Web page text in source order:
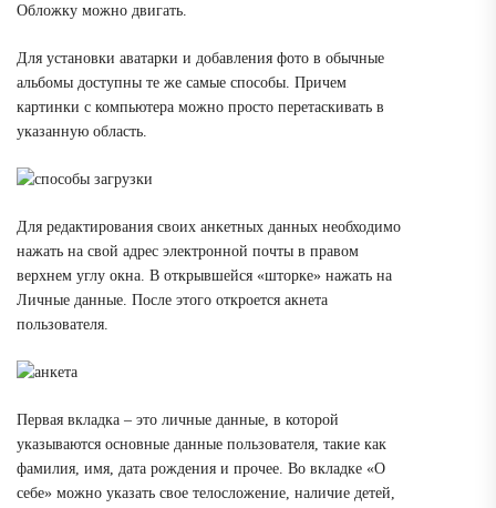
Обложку можно двигать.
Для установки аватарки и добавления фото в обычные
альбомы доступны те же самые способы. Причем
картинки с компьютера можно просто перетаскивать в
указанную область.
Для редактирования своих анкетных данных необходимо
нажать на свой адрес электронной почты в правом
верхнем углу окна. В открывшейся «шторке» нажать на
Личные данные. После этого откроется акнета
пользователя.
Первая вкладка – это личные данные, в которой
указываются основные данные пользователя, такие как
фамилия, имя, дата рождения и прочее. Во вкладке «О
себе» можно указать свое телосложение, наличие детей,